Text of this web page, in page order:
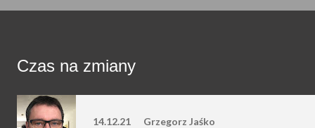
Czas na zmiany
14.12.21 Grzegorz Jaśko